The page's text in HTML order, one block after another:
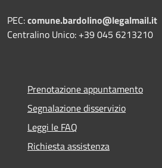
PEC:comune.bardolino@legalmail.it
Centralino Unico: +39 045 6213210
Prenotazione appuntamento
Segnalazione disservizio
Leggi le FAQ
Richiesta assistenza